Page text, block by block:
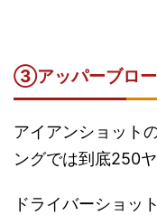
③アッパーブロ
アイアンショット
ングでは到底250
ドライバーショッ